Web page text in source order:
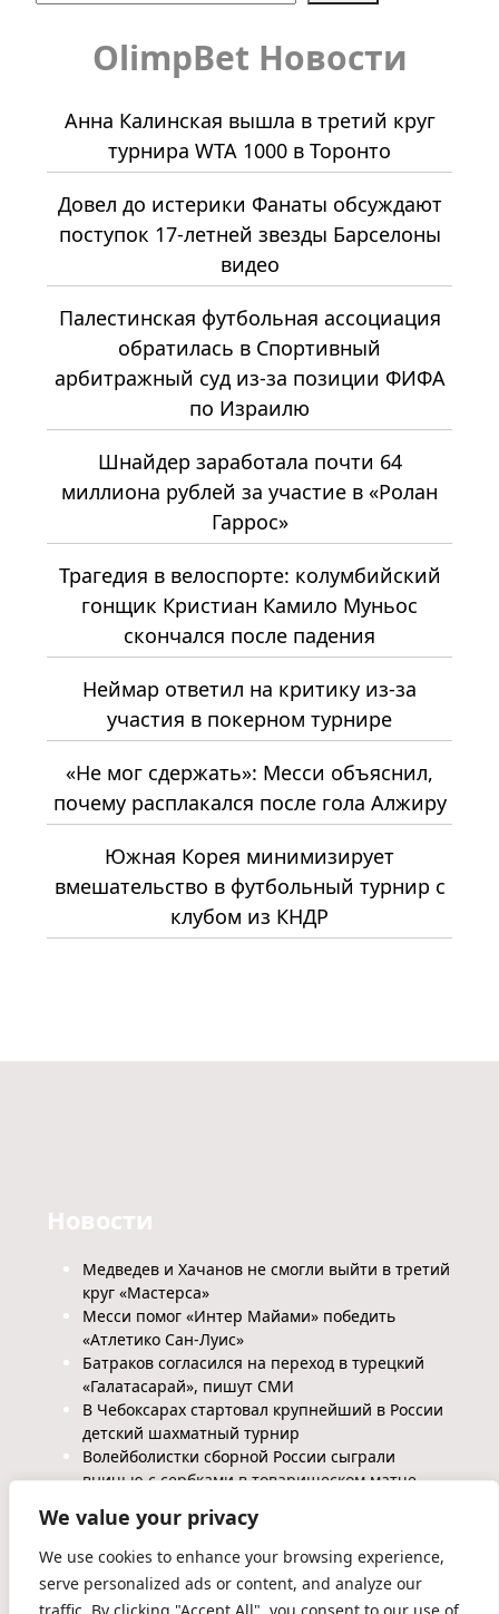
We value your privacy
We use cookies to enhance your browsing experience,
serve personalized ads or content, and analyze our
OlimpBet Новости
Анна Калинская вышла в третий круг
турнира WTA 1000 в Торонто
Довел до истерики Фанаты обсуждают
поступок 17-летней звезды Барселоны
видео
Палестинская футбольная ассоциация
обратилась в Спортивный
арбитражный суд из-за позиции ФИФА
по Израилю
Шнайдер заработала почти 64
миллиона рублей за участие в «Ролан
Гаррос»
Трагедия в велоспорте: колумбийский
гонщик Кристиан Камило Муньос
скончался после падения
Неймар ответил на критику из-за
участия в покерном турнире
«Не мог сдержать»: Месси объяснил,
почему расплакался после гола Алжиру
Южная Корея минимизирует
вмешательство в футбольный турнир с
клубом из КНДР
Новости
Медведев и Хачанов не смогли выйти в третий
круг «Мастерса»
Месси помог «Интер Майами» победить
«Атлетико Сан-Луис»
Батраков согласился на переход в турецкий
«Галатасарай», пишут СМИ
В Чебоксарах стартовал крупнейший в России
детский шахматный турнир
Волейболистки сборной России сыграли
вничью с сербками в товарищеском матче